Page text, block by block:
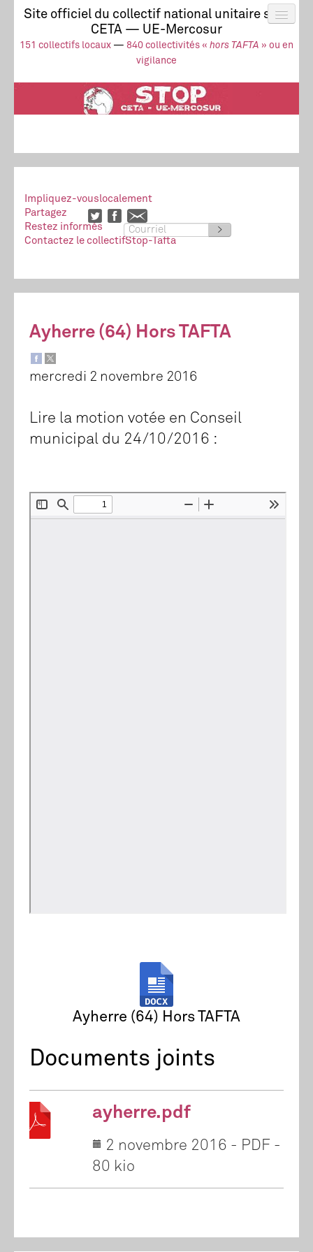
Site officiel du collectif national unitaire stop
CETA — UE-Mercosur
151 collectifs locaux — 840 collectivités « hors TAFTA » ou en
vigilance
Actus
UE-Mercosur
Stop à l’impunité !
TAFTA
CETA
Collectif
Impliquez-vouslocalement
Partagez
Restez informés
>
Contactez le collectifStop-Tafta
Ayherre (64) Hors TAFTA
mercredi 2 novembre 2016
Lire la motion votée en Conseil
municipal du 24/10/2016 :
Ayherre (64) Hors TAFTA
Documents joints
ayherre.pdf
2 novembre 2016 - PDF -
80 kio